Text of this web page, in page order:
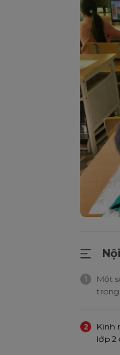
1
Một
trong
2
Kinh
lớp 2